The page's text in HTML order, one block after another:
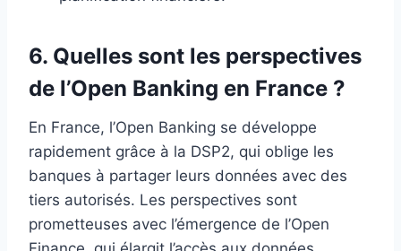
6. Quelles sont les perspectives
de l’Open Banking en France ?
En France, l’Open Banking se développe
rapidement grâce à la DSP2, qui oblige les
banques à partager leurs données avec des
tiers autorisés. Les perspectives sont
prometteuses avec l’émergence de l’Open